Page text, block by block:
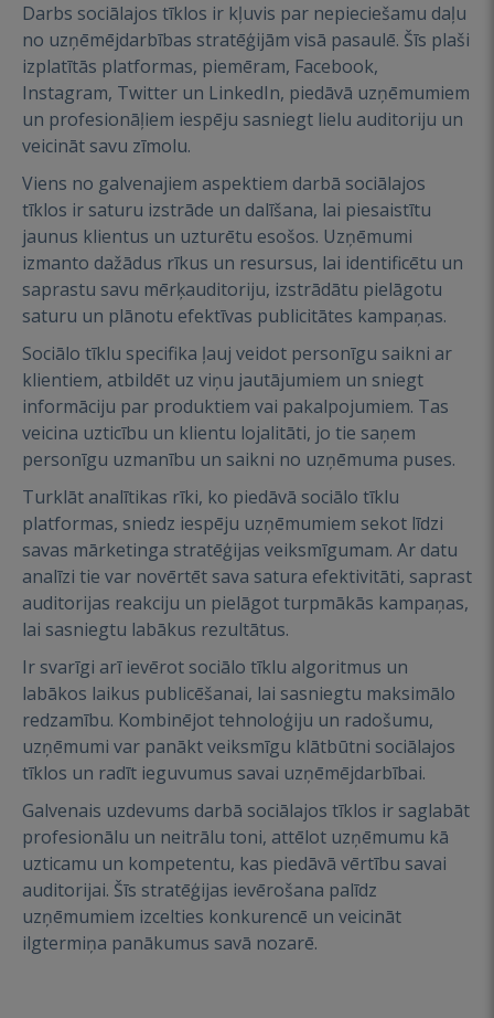
Darbs sociālajos tīklos ir kļuvis par nepieciešamu daļu
no uzņēmējdarbības stratēģijām visā pasaulē. Šīs plaši
izplatītās platformas, piemēram, Facebook,
Instagram, Twitter un LinkedIn, piedāvā uzņēmumiem
un profesionāļiem iespēju sasniegt lielu auditoriju un
veicināt savu zīmolu.
Viens no galvenajiem aspektiem darbā sociālajos
tīklos ir saturu izstrāde un dalīšana, lai piesaistītu
jaunus klientus un uzturētu esošos. Uzņēmumi
izmanto dažādus rīkus un resursus, lai identificētu un
saprastu savu mērķauditoriju, izstrādātu pielāgotu
saturu un plānotu efektīvas publicitātes kampaņas.
Sociālo tīklu specifika ļauj veidot personīgu saikni ar
klientiem, atbildēt uz viņu jautājumiem un sniegt
informāciju par produktiem vai pakalpojumiem. Tas
veicina uzticību un klientu lojalitāti, jo tie saņem
personīgu uzmanību un saikni no uzņēmuma puses.
Turklāt analītikas rīki, ko piedāvā sociālo tīklu
platformas, sniedz iespēju uzņēmumiem sekot līdzi
savas mārketinga stratēģijas veiksmīgumam. Ar datu
analīzi tie var novērtēt sava satura efektivitāti, saprast
auditorijas reakciju un pielāgot turpmākās kampaņas,
lai sasniegtu labākus rezultātus.
Ir svarīgi arī ievērot sociālo tīklu algoritmus un
labākos laikus publicēšanai, lai sasniegtu maksimālo
redzamību. Kombinējot tehnoloģiju un radošumu,
uzņēmumi var panākt veiksmīgu klātbūtni sociālajos
tīklos un radīt ieguvumus savai uzņēmējdarbībai.
Galvenais uzdevums darbā sociālajos tīklos ir saglabāt
profesionālu un neitrālu toni, attēlot uzņēmumu kā
uzticamu un kompetentu, kas piedāvā vērtību savai
auditorijai. Šīs stratēģijas ievērošana palīdz
uzņēmumiem izcelties konkurencē un veicināt
ilgtermiņa panākumus savā nozarē.